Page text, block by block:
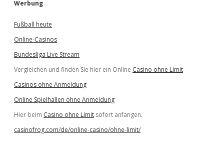
Werbung
Fußball heute
Online-Casinos
Bundesliga Live Stream
Vergleichen und finden Sie hier ein Online Casino ohne Limit
Casinos ohne Anmeldung
Online Spielhallen ohne Anmeldung
Hier beim Casino ohne Limit sofort anfangen.
casinofrog.com/de/online-casino/ohne-limit/